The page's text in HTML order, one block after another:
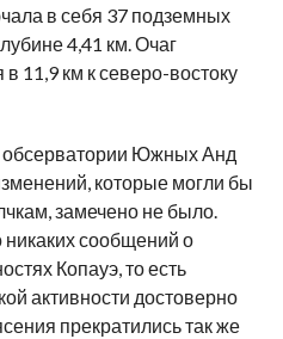
в себя 37 подземных
4,41 км. Очаг
11,9 км к северо-востоку
обсерватории Южных Анд
которые могли бы
замечено не было.
никаких сообщений о
Копауэ, то есть
активности достоверно
прекратились так же